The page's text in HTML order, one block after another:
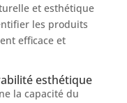
et esthétique
les produits
efficace et
esthétique
la capacité du